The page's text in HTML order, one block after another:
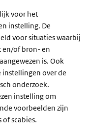
voor het
instelling. De
voor situaties waarbij
en/of bron- en
is. Ook
over de
onderzoek.
instelling om
voorbeelden zijn
scabies.